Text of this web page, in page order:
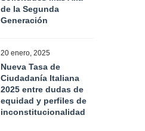
de la Segunda
Generación
20 enero, 2025
Nueva Tasa de
Ciudadanía Italiana
2025 entre dudas de
equidad y perfiles de
inconstitucionalidad